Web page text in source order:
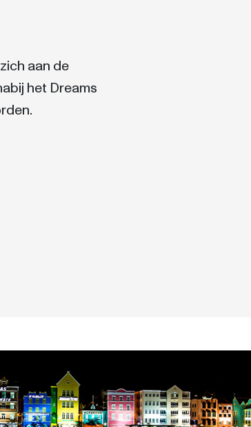
aan de
het Dreams